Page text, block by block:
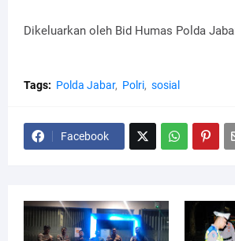
Dikeluarkan oleh Bid Humas Polda
Tags: Polda Jabar Polri sosial
Facebook